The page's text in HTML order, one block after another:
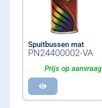
Spuitbussen mat
PN24400002-VA
Prijs op aanvraag